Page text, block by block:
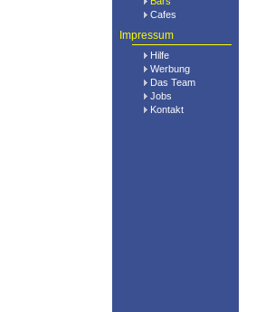
Cafes
Impressum
Hilfe
Werbung
Das Team
Jobs
Kontakt